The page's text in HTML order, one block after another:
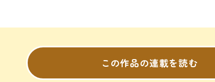
この作品の連載を読む